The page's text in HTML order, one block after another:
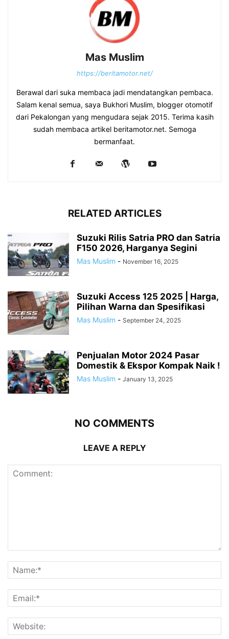
Mas Muslim
https://beritamotor.net/
Berawal dari suka membaca jadi mendatangkan pembaca.
Salam kenal semua, saya Bukhori Muslim, blogger otomotif
dari Pekalongan yang mengudara sejak 2015. Terima kasih
sudah membaca artikel beritamotor.net. Semoga
bermanfaat.
RELATED ARTICLES
Suzuki Rilis Satria PRO dan Satria
F150 2026, Harganya Segini
Mas Muslim - November 16, 2025
Suzuki Access 125 2025 | Harga,
Pilihan Warna dan Spesifikasi
Mas Muslim - September 24, 2025
Penjualan Motor 2024 Pasar
Domestik & Ekspor Kompak Naik !
Mas Muslim - January 13, 2025
NO COMMENTS
LEAVE A REPLY